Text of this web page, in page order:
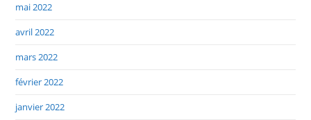
mai 2022
avril 2022
mars 2022
février 2022
janvier 2022